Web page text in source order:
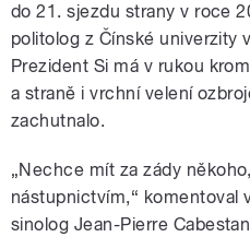
do 21. sjezdu strany v roce
politolog z Čínské univerzity
Prezident Si má v rukou
a straně i vrchní velení
zachutnalo.
„Nechce mít za zády
nástupnictvím,“ komentoval
sinolog Jean-Pierre